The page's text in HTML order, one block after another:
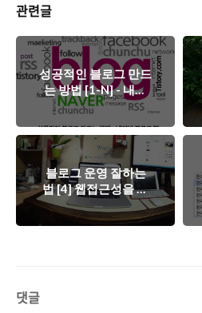
관련글
성공적인 블로그 만드
는 방법 [1-N] - 내게
맞는 블로그를 선택하
블로그 운영 잘하는
법 [4] 웹접근성을 활
용하여 검색에 유리한
블로그 만들기
댓글